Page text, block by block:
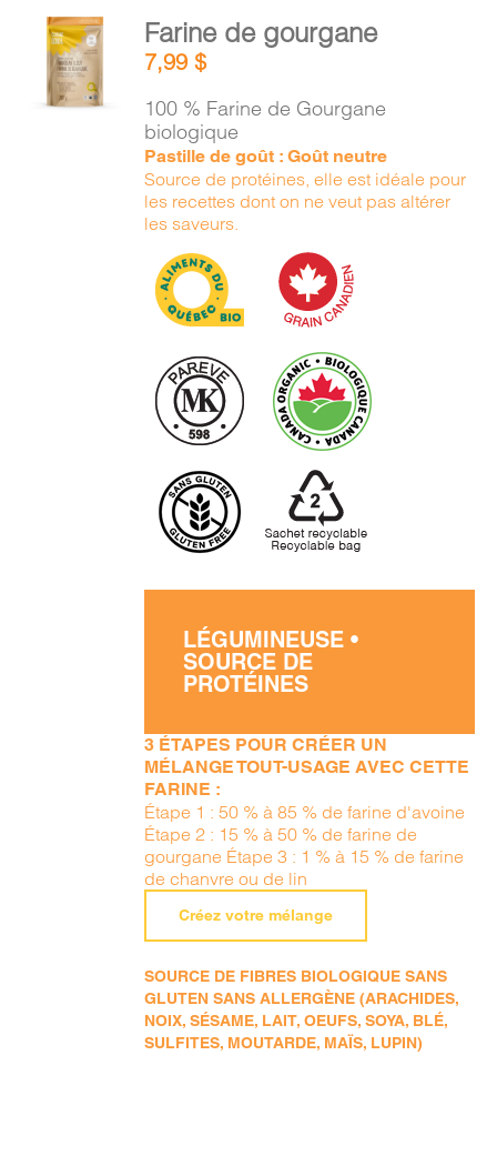
AJOUTER
AU
PANIER
Farine de gourgane
7,99$
100 % Farine de Gourgane
biologique
Pastille de goût : Goût neutre
Source de protéines, elle est idéale pour
les recettes dont on ne veut pas altérer
les saveurs.
LÉGUMINEUSE •
SOURCE DE
PROTÉINES
3 ÉTAPES POUR CRÉER UN
MÉLANGE TOUT-USAGE AVEC CETTE
FARINE :
Étape 1 : 50 % à 85 % de farine d'avoine
Étape 2 : 15 % à 50 % de farine de
gourgane Étape 3 : 1 % à 15 % de farine
de chanvre ou de lin
Créez votre mélange
SOURCE DE FIBRES BIOLOGIQUE SANS
GLUTEN SANS ALLERGÈNE (ARACHIDES,
NOIX, SÉSAME, LAIT, OEUFS, SOYA, BLÉ,
SULFITES, MOUTARDE, MAÏS, LUPIN)